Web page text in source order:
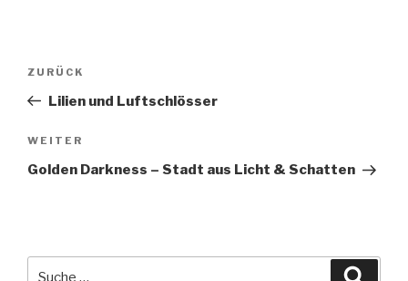
Beitragsnavigation
Vorheriger
Beitrag
ZURÜCK
Lilien und Luftschlösser
Nächster
Beitrag
WEITER
Golden Darkness – Stadt aus Licht & Schatten